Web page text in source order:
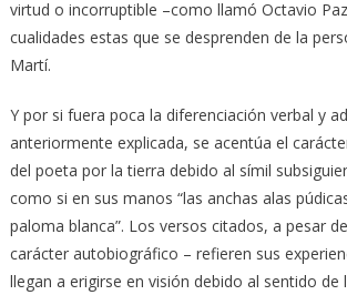
virtud o incorruptible –como llamó Octavio
cualidades estas que se desprenden de la
Martí.
Y por si fuera poca la diferenciación verbal y
anteriormente explicada, se acentúa el
del poeta por la tierra debido al símil
como si en sus manos “las anchas alas
paloma blanca”. Los versos citados, a pesar
carácter autobiográfico – refieren sus
llegan a erigirse en visión debido al sentido de